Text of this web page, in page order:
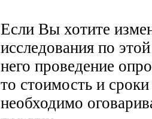
Если Вы хотите
исследования по
него проведение
то стоимость и
необходимо